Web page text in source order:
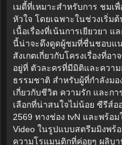
เมดี้ที่เหมาะสำหรับการ ชมเ
หัวใจ โดยเฉพาะในช่วงเริ่ม
เนื้อเรื่องที่เน้นการเยียวยา
นี้น่าจะดึงดูดผู้ชมที่ชื่นชอบแ
สังเกตเกี่ยวกับโครงเรื่องที่
อยู่ที่ ตัวละครที่มีมิติและควา
ธรรมชาติ สำหรับผู้ที่กำลังม
เกี่ยวกับชีวิต ความรัก และก
เลือกที่น่าสนใจไม่น้อย ซีรีส์
2569 ทางช่อง tvN และพร้อ
Video ในรูปแบบสตรีมมิงพร้
ความโรแมนติกที่ค่อยๆ ผลิบ